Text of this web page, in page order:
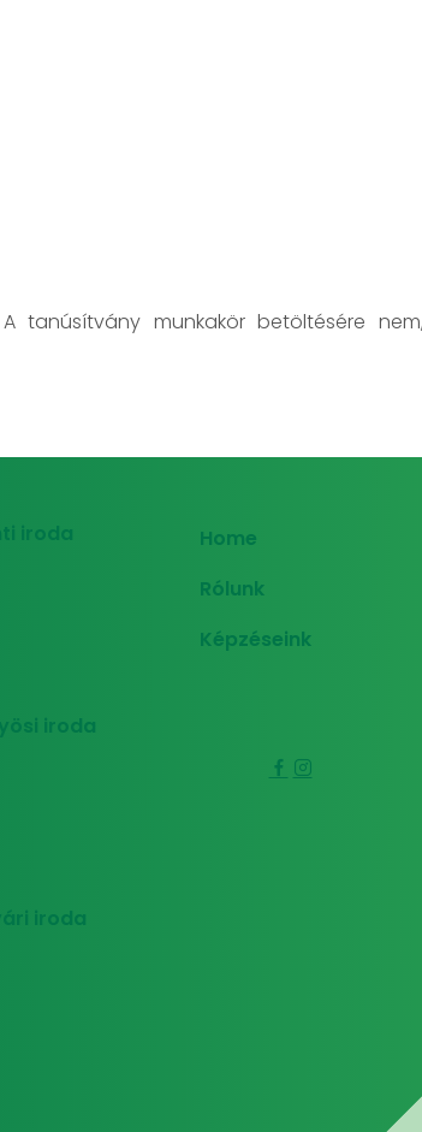
tanúsítvány munkakör betöltésére
iroda
Home
Rólunk
Képzéseink